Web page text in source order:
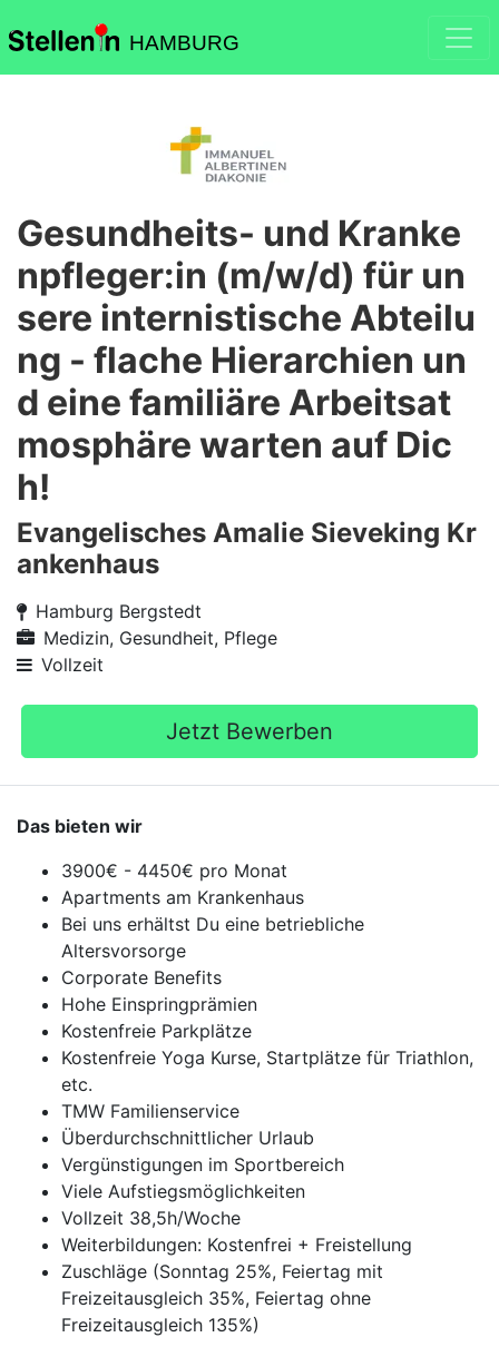
HAMBURG
Gesundheits- und Kranke
npfleger:in (m/w/d) für un
sere internistische Abteilu
ng - flache Hierarchien un
d eine familiäre Arbeitsat
mosphäre warten auf Dic
h!
Evangelisches Amalie Sieveking Kr
ankenhaus
Hamburg Bergstedt
Medizin, Gesundheit, Pflege
Vollzeit
Jetzt Bewerben
Das bieten wir
3900€ - 4450€ pro Monat
Apartments am Krankenhaus
Bei uns erhältst Du eine betriebliche
Altersvorsorge
Corporate Benefits
Hohe Einspringprämien
Kostenfreie Parkplätze
Kostenfreie Yoga Kurse, Startplätze für Triathlon,
etc.
TMW Familienservice
Überdurchschnittlicher Urlaub
Vergünstigungen im Sportbereich
Viele Aufstiegsmöglichkeiten
Vollzeit 38,5h/Woche
Weiterbildungen: Kostenfrei + Freistellung
Zuschläge (Sonntag 25%, Feiertag mit
Freizeitausgleich 35%, Feiertag ohne
Freizeitausgleich 135%)